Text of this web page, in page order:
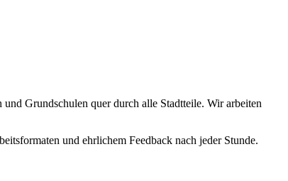
Grundschulen quer durch alle Stadtteile. Wir arbeiten
und ehrlichem Feedback nach jeder Stunde.